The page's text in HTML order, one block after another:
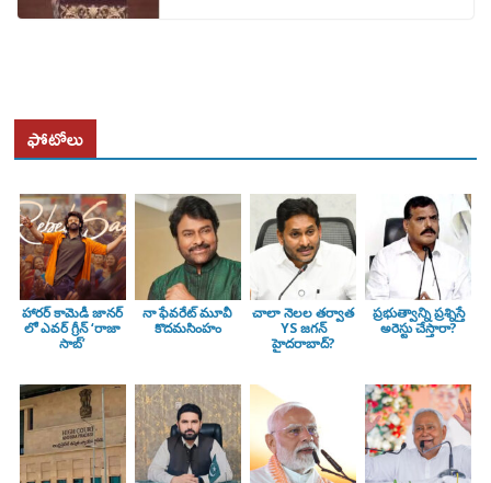
ఫోటోలు
హారర్ కామెడీ జానర్
లో ఎవర్ గ్రీన్ ‘రాజా
సాబ్’
నా ఫేవరేట్ మూవీ
కొదమసింహం
చాలా నెలల తర్వాత
YS జగన్
హైదరాబాద్?
ప్రభుత్వాన్ని ప్రశ్నిస్తే
అరెస్టు చేస్తారా?